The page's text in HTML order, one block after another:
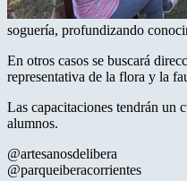
soguería, profundizando
En otros casos se buscará
representativa de la flora y la
Las capacitaciones tendrán un
alumnos.
@artesanosdelibera
@parqueiberacorrientes